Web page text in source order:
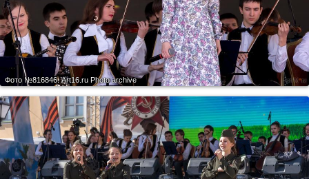
Фото №816846.Art16.ru Photo archive